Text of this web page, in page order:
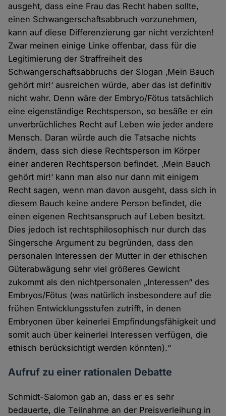
ausgeht, dass eine Frau das Recht haben sollte,
einen Schwangerschaftsabbruch vorzunehmen,
kann auf diese Differenzierung gar nicht verzichten!
Zwar meinen einige Linke offenbar, dass für die
Legitimierung der Straffreiheit des
Schwangerschaftsabbruchs der Slogan ‚Mein Bauch
gehört mir!‘ ausreichen würde, aber das ist definitiv
nicht wahr. Denn wäre der Embryo/Fötus tatsächlich
eine eigenständige Rechtsperson, so besäße er ein
unverbrüchliches Recht auf Leben wie jeder andere
Mensch. Daran würde auch die Tatsache nichts
ändern, dass sich diese Rechtsperson im Körper
einer anderen Rechtsperson befindet. ‚Mein Bauch
gehört mir!‘ kann man also nur dann mit einigem
Recht sagen, wenn man davon ausgeht, dass sich in
diesem Bauch keine andere Person befindet, die
einen eigenen Rechtsanspruch auf Leben besitzt.
Dies jedoch ist rechtsphilosophisch nur durch das
Singersche Argument zu begründen, dass den
personalen Interessen der Mutter in der ethischen
Güterabwägung sehr viel größeres Gewicht
zukommt als den nichtpersonalen „Interessen“ des
Embryos/Fötus (was natürlich insbesondere auf die
frühen Entwicklungsstufen zutrifft, in denen
Embryonen über keinerlei Empfindungsfähigkeit und
somit auch über keinerlei Interessen verfügen, die
ethisch berücksichtigt werden könnten).“
Aufruf zu einer rationalen Debatte
Schmidt-Salomon gab an, dass er es sehr
bedauerte, die Teilnahme an der Preisverleihung in